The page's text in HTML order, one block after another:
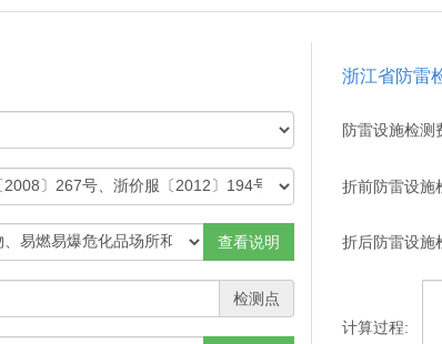
查看说明
检测点
浙江省防雷
防雷设施检测
折前防雷设施
折后防雷设施
计算过程: